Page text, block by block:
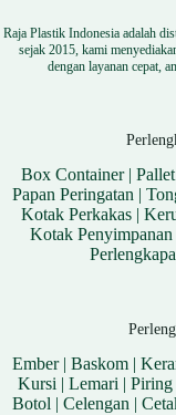
Raja Plastik Indonesia adalah
sejak 2015, kami
dengan layanan cepat,
Box Container|
Papan Peringatan |
Kotak Perkakas|
Kotak Penyimpanan
Ember|Baskom |
Kursi |Lemari |Piring
Botol |Celengan |